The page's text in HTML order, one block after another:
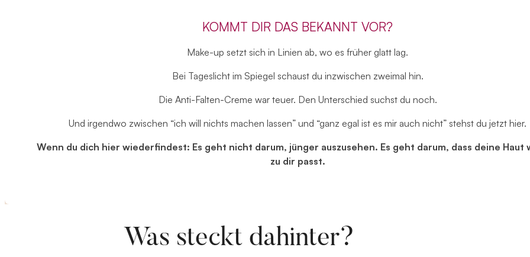
KOMMT DIR DAS BEKANNT VOR?
Make-up setzt sich in Linien ab, wo es früher glatt lag.
Bei Tageslicht im Spiegel schaust du inzwischen zweimal hin.
Die Anti-Falten-Creme war teuer. Den Unterschied suchst du noch.
Und irgendwo zwischen “ich will nichts machen lassen” und “ganz egal ist es mir auch nicht” stehst du jetzt hier.
Wenn du dich hier wiederfindest: Es geht nicht darum, jünger auszusehen. Es geht darum, dass deine Haut
zu dir passt.
Was steckt dahinter?